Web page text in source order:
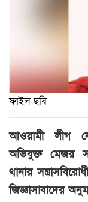
ফাইল ছবি
আওয়ামী লীগ
অভিযুক্ত মেজর
থানার
জিজ্ঞাসাবাদের